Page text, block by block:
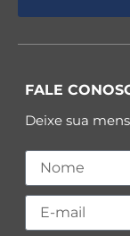
FALE
Deixe sua